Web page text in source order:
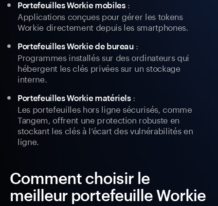
Portefeuilles Workie mobiles:
Applications conçues pour gérer les tokens
Workie directement depuis les smartphones.
Portefeuilles Workie de bureau :
Programmes installés sur des ordinateurs qui
hébergent les clés privées sur un stockage
interne.
Portefeuilles Workie matériels:
Les portefeuilles hors ligne sécurisés, comme
Tangem, offrent une protection robuste en
stockant les clés à l’écart des vulnérabilités en
ligne.
Comment choisir le
meilleur portefeuille Workie